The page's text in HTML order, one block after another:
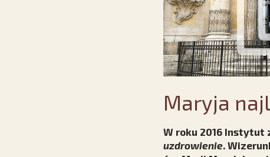
Maryja
W roku 2016 Instytut
uzdrowienie.